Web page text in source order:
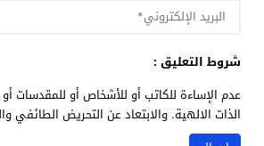
شروط التعليق :
عدم الإساءة للكاتب أو للأشخاص أو للمقدسات
الذات الالهية. والابتعاد عن التحريض الطائفي